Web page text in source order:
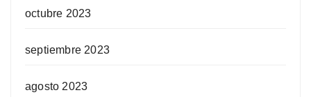
octubre 2023
septiembre 2023
agosto 2023